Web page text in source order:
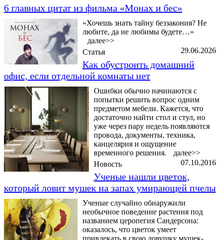
6 главных цитат из фильма «Монах и бес»
«Хочешь знать тайну беззакония? Не
любите, да не любимы будете…»
далее>>
29.06.2026
Статья
Как обустроить домашний
офис, если отдельной комнаты нет
Ошибки обычно начинаются с
попытки решить вопрос одним
предметом мебели. Кажется, что
достаточно найти стол и стул, но
уже через пару недель появляются
провода, документы, техника,
канцелярия и ощущение
временного решения.
далее>>
07.10.2016
Новость
Ученые нашли цветок,
который ловит мушек на запах умирающей пчелы
Ученые случайно обнаружили
необычное поведение растения под
названием церопегия Сандерсона:
оказалось, что цветок умеет
привлекать в свою ловушку мушек-